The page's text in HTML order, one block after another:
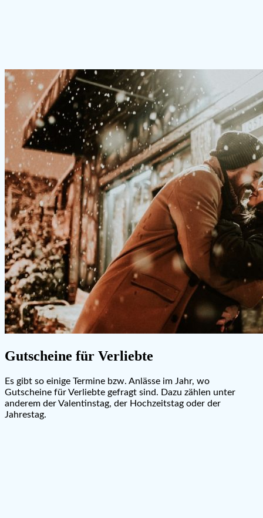
Gutscheine für Verliebte
Es gibt so einige Termine bzw. Anlässe im Jahr, wo
Gutscheine für Verliebte gefragt sind. Dazu zählen unter
anderem der Valentinstag, der Hochzeitstag oder der
Jahrestag.